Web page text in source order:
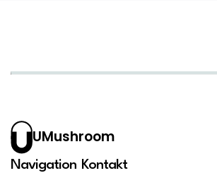
UMushroom
Navigation Kontakt